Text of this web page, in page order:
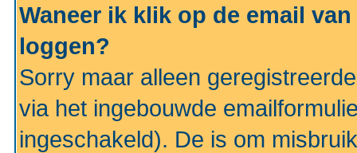
Waneer ik klik op de email
loggen?
Sorry maar alleen
via het ingebouwde
ingeschakeld). De is om